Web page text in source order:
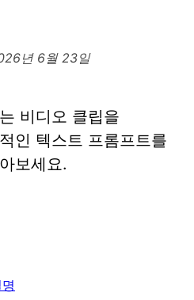
년 6월 23일
비디오 클립을
인 텍스트 프롬프트를
보세요.